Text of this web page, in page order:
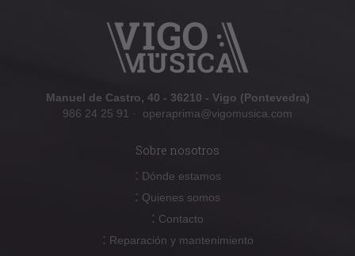
Manuel de Castro, 40 - 36210 - Vigo (Pontevedra)
986 24 25 91 · operaprima@vigomusica.com
Sobre nosotros
: Dónde estamos
: Quienes somos
: Contacto
: Reparación y mantenimiento